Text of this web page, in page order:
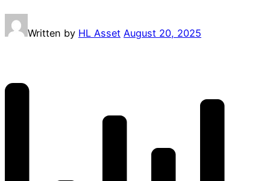
Written by HL Asset August 20, 2025